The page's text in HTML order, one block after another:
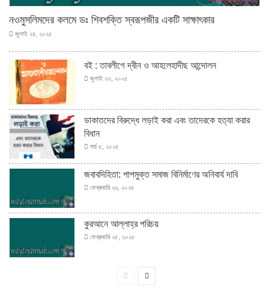
নওমুসলিমদের কলমে ডঃ শিবশক্তি স্বরূপজীর একটি সাক্ষাৎকার
জুলাই ২৪, ২০২৫
বই : তাবলীগে দ্বীন ও আহলেহাদীছ আন্দোলন
জুলাই ২৩, ২০২৫
ডাকাতদের বিরুদ্ধে লড়াই করা এবং তাদেরকে হত্যা করার
বিধান
মার্চ ৫, ২০২৫
জবাবদিহিতা: পাপমুক্ত সমাজ বিনির্মাণের অনিবার্য দাবি
ফেব্রুয়ারি ২৬, ২০২৫
কুরআনে আল্লাহ্‌র পরিচয়
ফেব্রুয়ারি ২৫, ২০২৫
পূর্বের
পরবর্তী